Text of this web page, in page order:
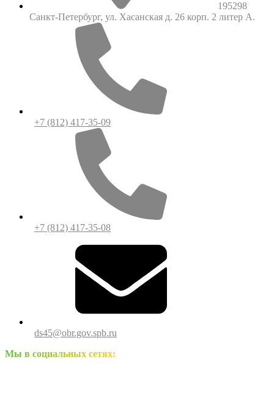
195298
Санкт-Петербург, ул. Хасанская д. 26 корп. 2 литер А.
+7 (812) 417-35-09
+7 (812) 417-35-08
ds45@obr.gov.spb.ru
Мы в социальных сетях: